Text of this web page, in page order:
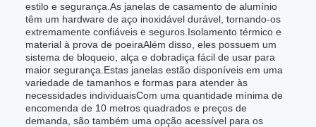
estilo e segurança.As janelas de casamento de alumínio
têm um hardware de aço inoxidável durável, tornando-os
extremamente confiáveis e seguros.Isolamento térmico e
material à prova de poeiraAlém disso, eles possuem um
sistema de bloqueio, alça e dobradiça fácil de usar para
maior segurança.Estas janelas estão disponíveis em uma
variedade de tamanhos e formas para atender às
necessidades individuaisCom uma quantidade mínima de
encomenda de 10 metros quadrados e preços de
demanda, são também uma opção acessível para os